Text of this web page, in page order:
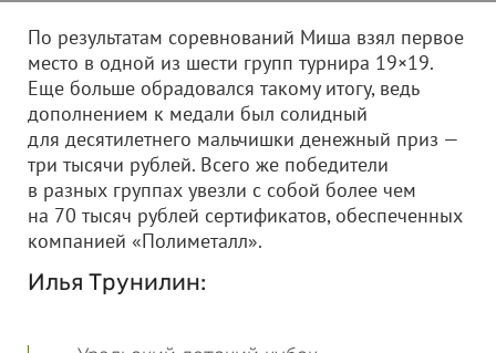
По результатам соревнований Миша взял первое
место в одной из шести групп турнира 19×19.
Еще больше обрадовался такому итогу, ведь
дополнением к медали был солидный
для десятилетнего мальчишки денежный приз —
три тысячи рублей. Всего же победители
в разных группах увезли с собой более чем
на 70 тысяч рублей сертификатов, обеспеченных
компанией «Полиметалл».
Илья Трунилин: